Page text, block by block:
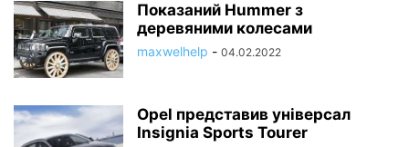
Показаний Hummer з
деревяними колесами
maxwelhelp - 04.02.2022
Opel представив універсал
Insignia Sports Tourer